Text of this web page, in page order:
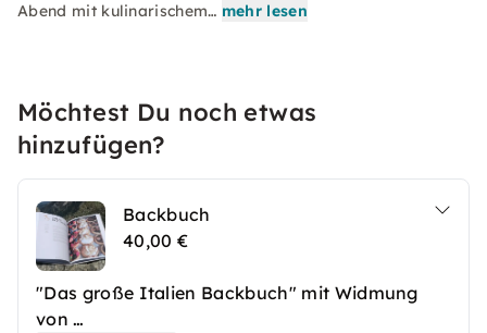
Abend mit kulinarischem… mehr lesen
Möchtest Du noch etwas
hinzufügen?
Backbuch
40,00 €
"Das große Italien Backbuch" mit Widmung
von